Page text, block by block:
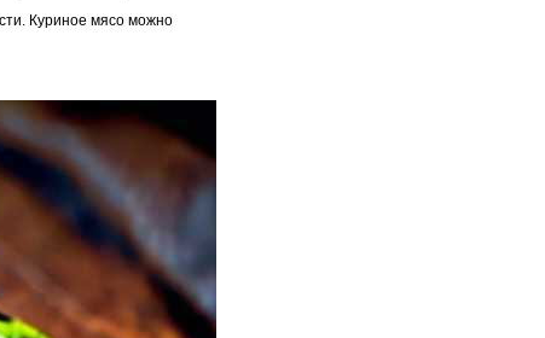
Куриное мясо можно